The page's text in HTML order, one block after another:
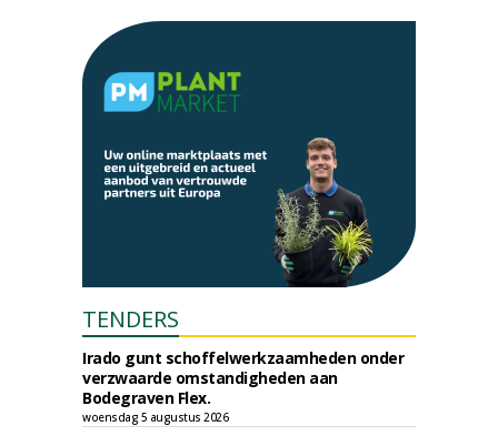
TENDERS
Irado gunt schoffelwerkzaamheden onder
verzwaarde omstandigheden aan
Bodegraven Flex.
woensdag 5 augustus 2026